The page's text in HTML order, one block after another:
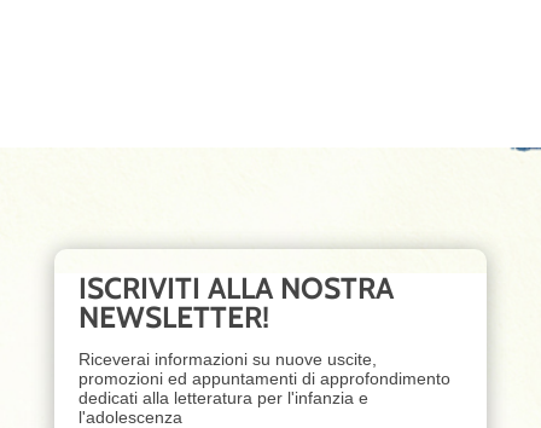
ISCRIVITI ALLA NOSTRA
NEWSLETTER!
Riceverai informazioni su nuove uscite,
promozioni ed appuntamenti di approfondimento
dedicati alla letteratura per l'infanzia e
l'adolescenza